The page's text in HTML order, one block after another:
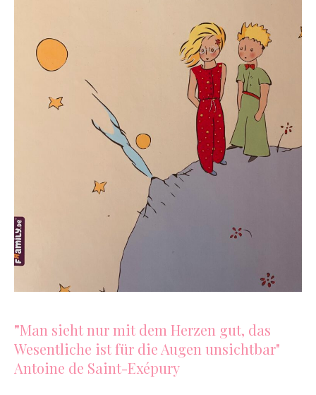
"Man sieht nur mit dem Herzen gut, das
Wesentliche ist für die Augen unsichtbar"
Antoine de Saint-Exépury